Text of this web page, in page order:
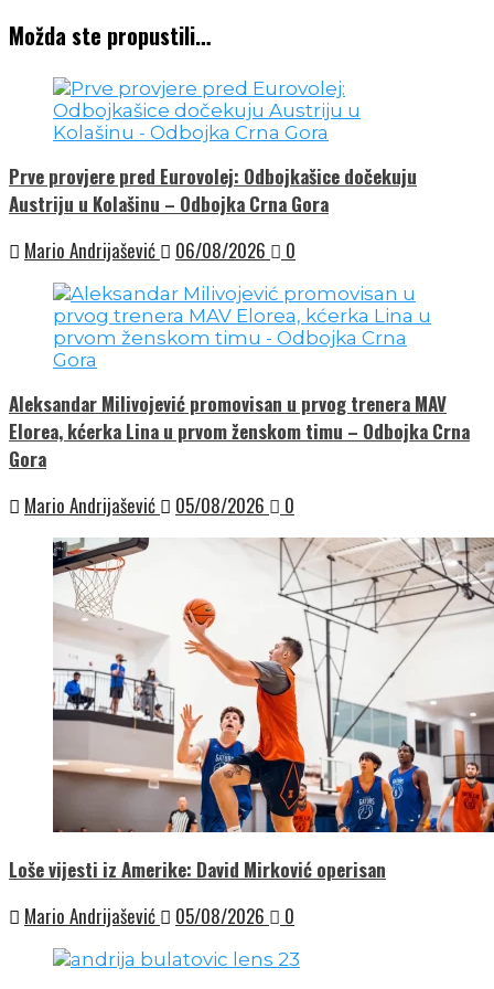
Možda ste propustili…
Prve provjere pred Eurovolej: Odbojkašice dočekuju
Austriju u Kolašinu – Odbojka Crna Gora
Mario Andrijašević
06/08/2026 0
Aleksandar Milivojević promovisan u prvog trenera MAV
Elorea, kćerka Lina u prvom ženskom timu – Odbojka Crna
Gora
Mario Andrijašević
05/08/2026 0
Loše vijesti iz Amerike: David Mirković operisan
Mario Andrijašević
05/08/2026 0